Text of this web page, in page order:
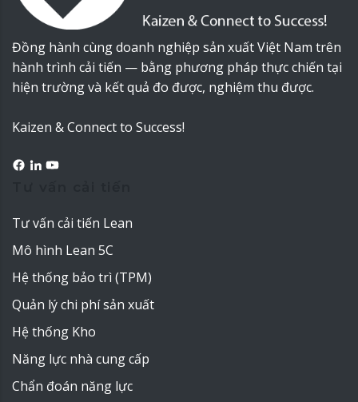
Đồng hành cùng doanh nghiệp sản xuất Việt Nam trên
hành trình cải tiến — bằng phương pháp thực chiến tại
hiện trường và kết quả đo được, nghiệm thu được.
Kaizen & Connect to Success!
Tư vấn cải tiến Lean
Mô hình Lean 5C
Hệ thống bảo trì (TPM)
Quản lý chi phí sản xuất
Hệ thống Kho
Năng lực nhà cung cấp
Chẩn đoán năng lực